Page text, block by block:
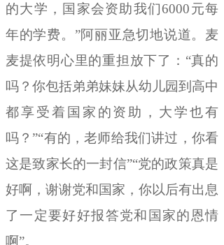
的大学，国家会资助我们6000元每
年的学费。 ”阿丽亚急切地说道。 麦
麦提依明心里的重担放下了： “真的
吗？你包括弟弟妹妹从幼儿园到高中
都享受着国家的资助 ， 大学也有
吗？ ”“有的 ，老师给我们讲过，你看
这是致家长的一封信”“党的政策真是
好啊 ， 谢谢党和国家，你以后有出息
了一定要好好报答党和国家的恩情
啊”。